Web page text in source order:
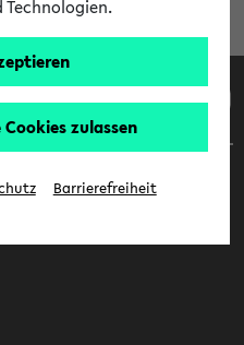
Technologien.
zulassen
Barrierefreiheit